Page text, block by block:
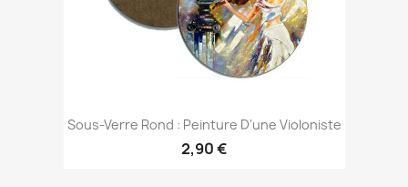
Sous-Verre Rond : Peinture D'une Violoniste
2,90 €